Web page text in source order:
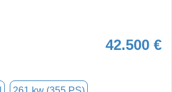
42.500 €